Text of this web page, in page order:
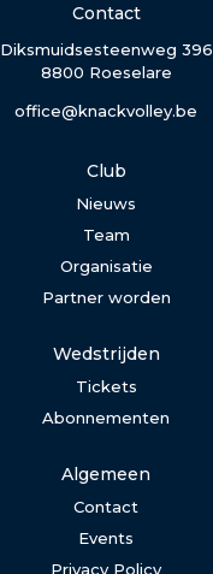
Contact
Diksmuidsesteenweg 396
8800 Roeselare
office@knackvolley.be
Club
Nieuws
Team
Organisatie
Partner worden
Wedstrijden
Tickets
Abonnementen
Algemeen
Contact
Events
Privacy Policy